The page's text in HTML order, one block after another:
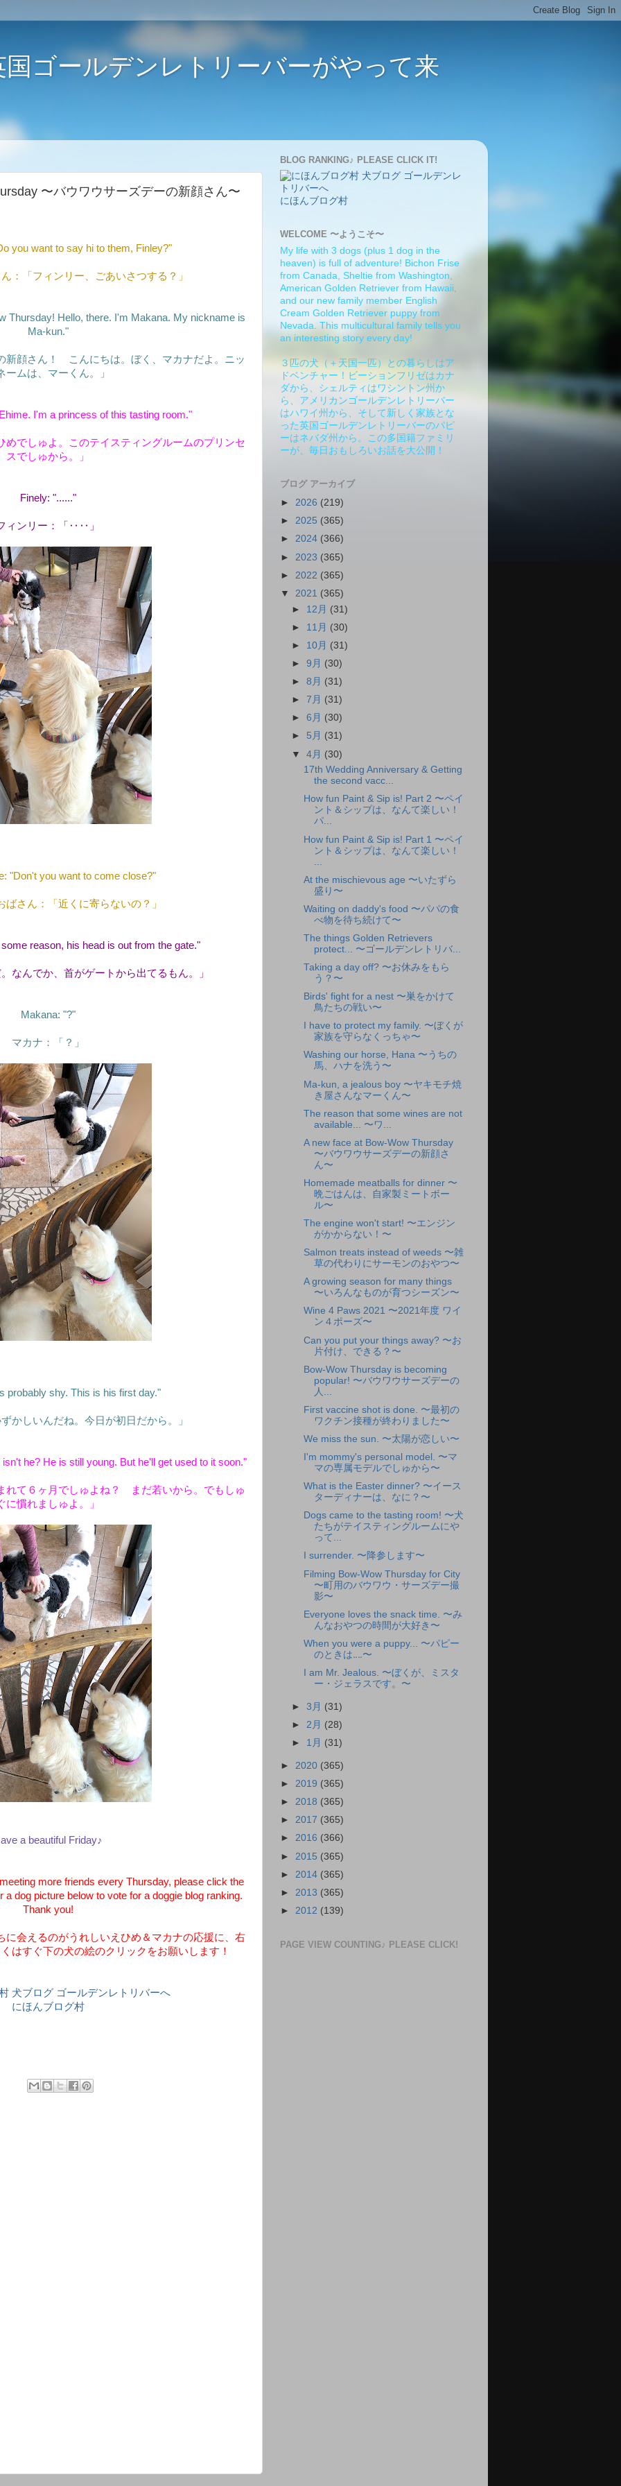
ゴールデンレトリーバーがやって来
〜バウワウサーズデーの新顔さん〜
you want to say hi to them, Finley?"
：「フィンリー、ごあいさつする？」
Thursday! Hello, there. I'm Makana. My nickname is
Ma-kun."
新顔さん！ こんにちは。ぼく、マカナだよ。ニッ
ームは、マーくん。」
I'm a princess of this tasting room."
めでしゅよ。このテイスティングルームのプリンセ
スでしゅから。」
Finely: "......"
ィンリー：「‥‥」
"Don't you want to come close?"
ばさん：「近くに寄らないの？」
reason, his head is out from the gate."
なんでか、首がゲートから出てるもん。」
Makana: "?"
マカナ：「？」
probably shy. This is his first day."
かしいんだね。今日が初日だから。」
he? He is still young. But he'll get used to it soon."
れて６ヶ月でしゅよね？ まだ若いから。でもしゅ
に慣れましゅよ。」
a beautiful Friday♪
more friends every Thursday, please click the
a dog picture below to vote for a doggie blog ranking.
Thank you!
に会えるのがうれしいえひめ＆マカナの応援に、右
はすぐ下の犬の絵のクリックをお願いします！
にほんブログ村
BLOG RANKING♪ PLEASE CLICK IT!
にほんブログ村
WELCOME 〜ようこそ〜
My life with 3 dogs (plus 1 dog in the
heaven) is full of adventure! Bichon Frise
from Canada, Sheltie from Washington,
American Golden Retriever from Hawaii,
and our new family member English
Cream Golden Retriever puppy from
Nevada. This multicultural family tells you
an interesting story every day!
３匹の犬（＋天国一匹）との暮らしはア
ドベンチャー！ビーションフリゼはカナ
ダから、シェルティはワシントン州か
ら、アメリカンゴールデンレトリーバー
はハワイ州から、そして新しく家族とな
った英国ゴールデンレトリーバーのパピ
ーはネバダ州から。この多国籍ファミリ
ーが、毎日おもしろいお話を大公開！
ブログ アーカイブ
► 2026 (219)
► 2025 (365)
► 2024 (366)
► 2023 (365)
► 2022 (365)
▼ 2021 (365)
► 12月 (31)
► 11月 (30)
► 10月 (31)
►9月 (30)
►8月 (31)
►7月 (31)
►6月 (30)
► 5月 (31)
▼4月 (30)
17th Wedding Anniversary & Getting
the second vacc...
How fun Paint & Sip is! Part 2 〜ペイ
ント＆シップは、なんて楽しい！
パ...
How fun Paint & Sip is! Part 1 〜ペイ
ント＆シップは、なんて楽しい！
At the mischievous age 〜いたずら
盛り〜
Waiting on daddy's food 〜パパの食
べ物を待ち続けて〜
The things Golden Retrievers
protect... 〜ゴールデンレトリバ...
Taking a day off? 〜お休みをもら
う？〜
Birds' fight for a nest 〜巣をかけて
鳥たちの戦い〜
I have to protect my family. 〜ぼくが
家族を守らなくっちゃ〜
Washing our horse, Hana 〜うちの
馬、ハナを洗う〜
Ma-kun, a jealous boy 〜ヤキモチ焼
き屋さんなマーくん〜
The reason that some wines are not
available... 〜ワ...
A new face at Bow-Wow Thursday
〜バウワウサーズデーの新顔さ
ん〜
Homemade meatballs for dinner 〜
晩ごはんは、自家製ミートボー
ル〜
The engine won't start! 〜エンジン
がかからない！〜
Salmon treats instead of weeds 〜雑
草の代わりにサーモンのおやつ〜
A growing season for many things
〜いろんなものが育つシーズン〜
Wine 4 Paws 2021 〜2021年度 ワイ
ン４ポーズ〜
Can you put your things away? 〜お
片付け、できる？〜
Bow-Wow Thursday is becoming
popular! 〜バウワウサーズデーの
人...
First vaccine shot is done. 〜最初の
ワクチン接種が終わりました〜
We miss the sun. 〜太陽が恋しい〜
I'm mommy's personal model. 〜マ
マの専属モデルでしゅから〜
What is the Easter dinner? 〜イース
ターディナーは、なに？〜
Dogs came to the tasting room! 〜犬
たちがテイスティングルームにや
って...
I surrender. 〜降参します〜
Filming Bow-Wow Thursday for City
〜町用のバウワウ・サーズデー撮
影〜
Everyone loves the snack time. 〜み
んなおやつの時間が大好き〜
When you were a puppy... 〜パピー
のときは‥‥〜
I am Mr. Jealous. 〜ぼくが、ミスタ
ー・ジェラスです。〜
►3月 (31)
► 2月 (28)
► 1月 (31)
► 2020 (365)
► 2019 (365)
► 2018 (365)
► 2017 (365)
► 2016 (366)
► 2015 (365)
► 2014 (365)
► 2013 (365)
► 2012 (139)
PAGE VIEW COUNTING♪ PLEASE CLICK!